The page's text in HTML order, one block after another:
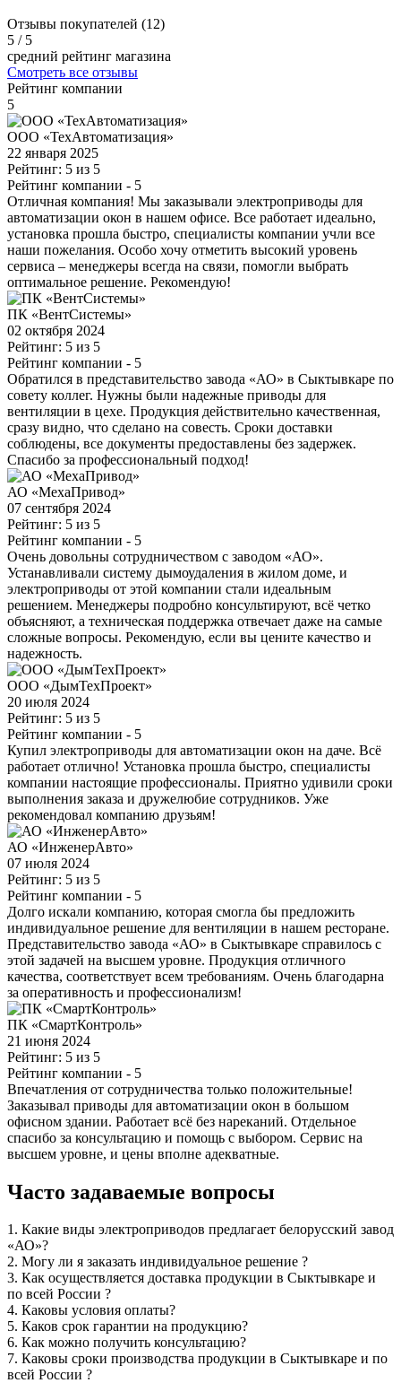
Отзывы покупателей (12)
5 / 5
средний рейтинг магазина
Смотреть все отзывы
Рейтинг компании
5
ООО «ТехАвтоматизация»
22 января 2025
Рейтинг: 5 из 5
Рейтинг компании - 5
Отличная компания! Мы заказывали электроприводы для
автоматизации окон в нашем офисе. Все работает идеально,
установка прошла быстро, специалисты компании учли все
наши пожелания. Особо хочу отметить высокий уровень
сервиса – менеджеры всегда на связи, помогли выбрать
оптимальное решение. Рекомендую!
ПК «ВентСистемы»
02 октября 2024
Рейтинг: 5 из 5
Рейтинг компании - 5
Обратился в представительство завода «АО» в Сыктывкаре по
совету коллег. Нужны были надежные приводы для
вентиляции в цехе. Продукция действительно качественная,
сразу видно, что сделано на совесть. Сроки доставки
соблюдены, все документы предоставлены без задержек.
Спасибо за профессиональный подход!
АО «МехаПривод»
07 сентября 2024
Рейтинг: 5 из 5
Рейтинг компании - 5
Очень довольны сотрудничеством с заводом «АО».
Устанавливали систему дымоудаления в жилом доме, и
электроприводы от этой компании стали идеальным
решением. Менеджеры подробно консультируют, всё четко
объясняют, а техническая поддержка отвечает даже на самые
сложные вопросы. Рекомендую, если вы цените качество и
надежность.
ООО «ДымТехПроект»
20 июля 2024
Рейтинг: 5 из 5
Рейтинг компании - 5
Купил электроприводы для автоматизации окон на даче. Всё
работает отлично! Установка прошла быстро, специалисты
компании настоящие профессионалы. Приятно удивили сроки
выполнения заказа и дружелюбие сотрудников. Уже
рекомендовал компанию друзьям!
АО «ИнженерАвто»
07 июля 2024
Рейтинг: 5 из 5
Рейтинг компании - 5
Долго искали компанию, которая смогла бы предложить
индивидуальное решение для вентиляции в нашем ресторане.
Представительство завода «АО» в Сыктывкаре справилось с
этой задачей на высшем уровне. Продукция отличного
качества, соответствует всем требованиям. Очень благодарна
за оперативность и профессионализм!
ПК «СмартКонтроль»
21 июня 2024
Рейтинг: 5 из 5
Рейтинг компании - 5
Впечатления от сотрудничества только положительные!
Заказывал приводы для автоматизации окон в большом
офисном здании. Работает всё без нареканий. Отдельное
спасибо за консультацию и помощь с выбором. Сервис на
высшем уровне, и цены вполне адекватные.
Часто задаваемые вопросы
1. Какие виды электроприводов предлагает белорусский завод
«АО»?
2. Могу ли я заказать индивидуальное решение ?
3. Как осуществляется доставка продукции в Сыктывкаре и
по всей России ?
4. Каковы условия оплаты?
5. Каков срок гарантии на продукцию?
6. Как можно получить консультацию?
7. Каковы сроки производства продукции в Сыктывкаре и по
всей России ?